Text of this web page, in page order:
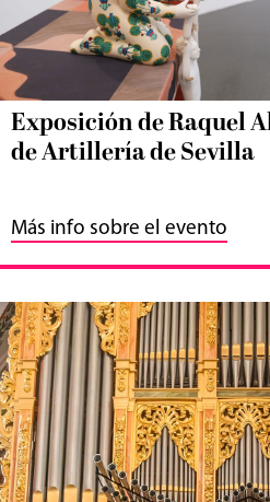
Exposición de Raquel
de Artillería de Sevilla
Más info sobre el evento